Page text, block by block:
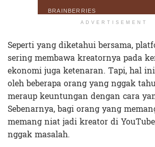
ADVERTISEMENT
Seperti yang diketahui bersama,
sering membawa kreatornya pada
ekonomi juga ketenaran. Tapi, hal
oleh beberapa orang yang nggak
meraup keuntungan dengan cara
Sebenarnya, bagi orang yang
memang niat jadi kreator di
nggak masalah.